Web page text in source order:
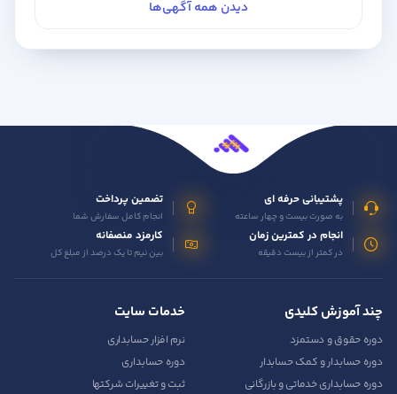
دیدن همه آگهی‌ها
پشتیبانی حرفه ای
به صورت بیست و چهار ساعته
تضمین پرداخت
انجام کامل سفارش شما
انجام در کمترین زمان
در کمتر از بیست دقیقه
کارمزد منصفانه
بین نیم تا یک درصد از مبلغ کل
چند آموزش کلیدی
دوره حقوق و دستمزد
دوره حسابدار و کمک حسابدار
دوره حسابداری خدماتی و بازرگانی
خدمات سایت
نرم افزار حسابداری
دوره حسابداری
ثبت و تغییرات شرکتها